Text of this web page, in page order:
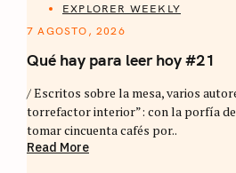
EXPLORER WEEKLY
7 AGOSTO, 2026
Qué hay para leer hoy #21
/ Escritos sobre la mesa, varios
torrefactor interior”: con la porfía
tomar cincuenta cafés por..
Read More